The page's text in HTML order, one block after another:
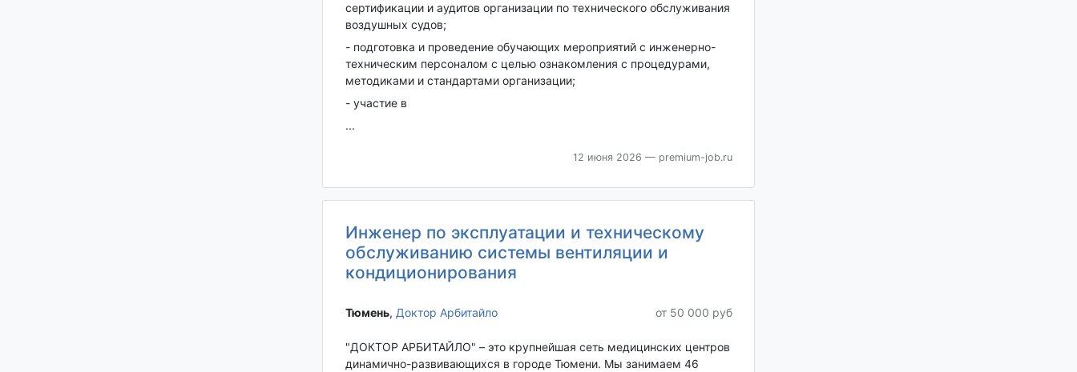
сертификации и аудитов организации по технического обслуживания
воздушных судов;
- подготовка и проведение обучающих мероприятий с инженерно-
техническим персоналом с целью ознакомления с процедурами,
методиками и стандартами организации;
- участие в
...
12 июня 2026 — premium-job.ru
Инженер по эксплуатации и техническому
обслуживанию системы вентиляции и
кондиционирования
Тюмень‎, Доктор Арбитайло от 50 000 руб
"ДОКТОР АРБИТАЙЛО" – это крупнейшая сеть медицинских центров
динамично-развивающихся в городе Тюмени. Мы занимаем 46